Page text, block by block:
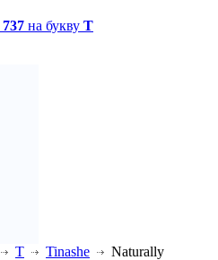
737 на букву T
T Tinashe Naturally